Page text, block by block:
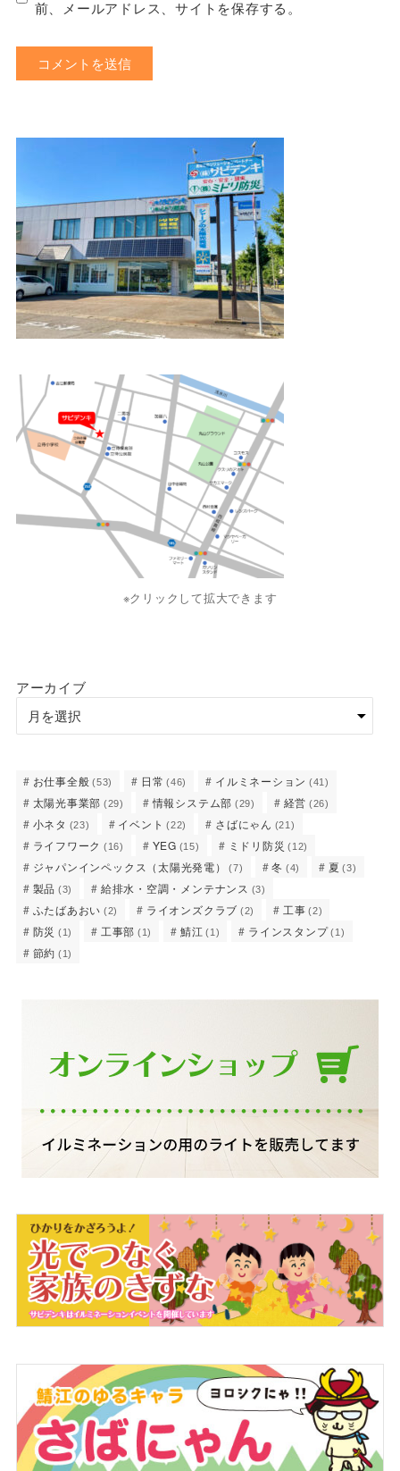
前、メールアドレス、サイトを保存する。
※クリックして拡大できます
アーカイブ
お仕事全般 (53) 日常 (46) イルミネーション (41)
太陽光事業部 (29) 情報システム部 (29) 経営 (26)
小ネタ (23) イベント (22) さばにゃん (21)
ライフワーク (16) YEG (15) ミドリ防災 (12)
ジャパンインペックス（太陽光発電） (7) 冬 (4) 夏 (3)
製品 (3) 給排水・空調・メンテナンス (3)
ふたばあおい (2) ライオンズクラブ (2) 工事 (2)
防災 (1) 工事部 (1) 鯖江 (1) ラインスタンプ (1)
節約 (1)